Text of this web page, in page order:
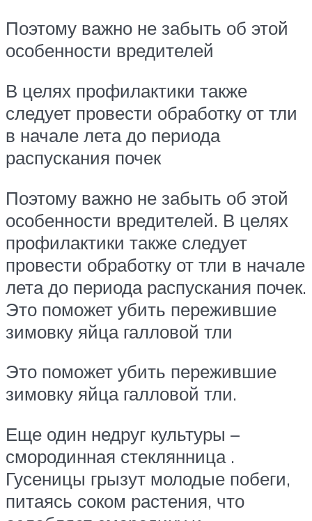
Поэтому важно не забыть об этой
особенности вредителей
В целях профилактики также
следует провести обработку от тли
в начале лета до периода
распускания почек
Поэтому важно не забыть об этой
особенности вредителей. В целях
профилактики также следует
провести обработку от тли в начале
лета до периода распускания почек.
Это поможет убить пережившие
зимовку яйца галловой тли
Это поможет убить пережившие
зимовку яйца галловой тли.
Еще один недруг культуры –
смородинная стеклянница .
Гусеницы грызут молодые побеги,
питаясь соком растения, что